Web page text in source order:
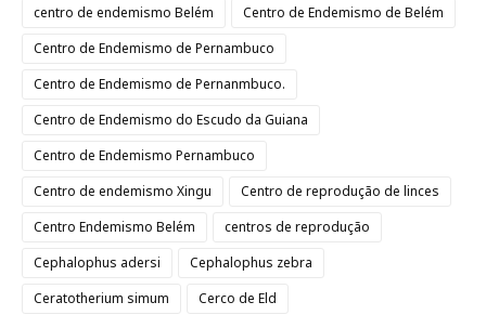
centro de endemismo Belém
Centro de Endemismo de Belém
Centro de Endemismo de Pernambuco
Centro de Endemismo de Pernanmbuco.
Centro de Endemismo do Escudo da Guiana
Centro de Endemismo Pernambuco
Centro de endemismo Xingu
Centro de reprodução de linces
Centro Endemismo Belém
centros de reprodução
Cephalophus adersi
Cephalophus zebra
Ceratotherium simum
Cerco de Eld